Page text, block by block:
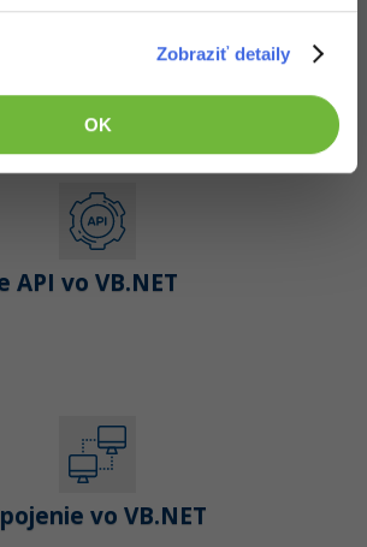
Zobraziť detaily
OK
podľa IP adresy vo VB.NET
API vo VB.NET
vo VB.NET